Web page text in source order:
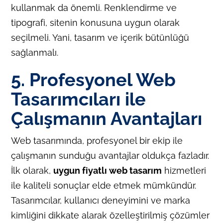
kullanmak da önemli. Renklendirme ve
tipografi, sitenin konusuna uygun olarak
seçilmeli. Yani, tasarım ve içerik bütünlüğü
sağlanmalı.
5. Profesyonel Web
Tasarımcıları ile
Çalışmanın Avantajları
Web tasarımında, profesyonel bir ekip ile
çalışmanın sunduğu avantajlar oldukça fazladır.
İlk olarak, uygun fiyatlı web tasarım hizmetleri
ile kaliteli sonuçlar elde etmek mümkündür.
Tasarımcılar, kullanıcı deneyimini ve marka
kimliğini dikkate alarak özelleştirilmiş çözümler